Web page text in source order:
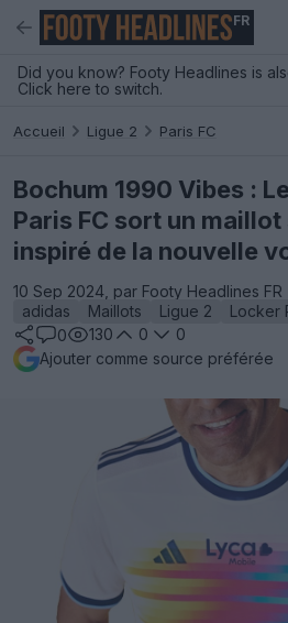
FR
Did you know? Footy Headlines is
Click here to switch.
Accueil Ligue 2 Paris FC
Bochum 1990 Vibes :
Paris FC sort un
inspiré de la nouvelle
10 Sep 2024, par Footy Headlines FR
adidas
Maillots Ligue 2 Locker
0
130 0
0
Ajouter comme source préférée